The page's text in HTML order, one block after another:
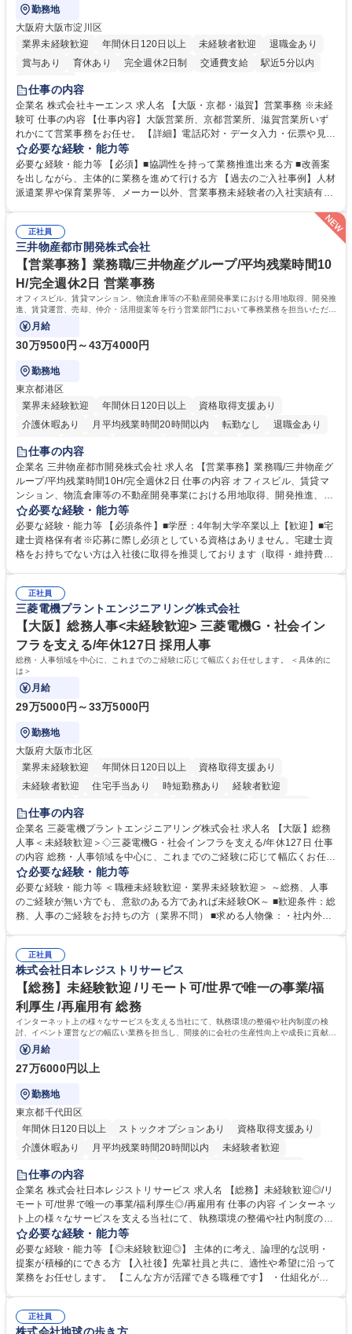
勤務地
大阪府大阪市淀川区
業界未経験歓迎
年間休日120日以上 未経験者歓迎
退職金あり
賞与あり
育休あり 完全週休2日制 交通費支給
駅近5分以内
土日祝休み
仕事の内容
企業名 株式会社キーエンス 求人名 【大阪・京都・滋賀】営業事務 ※未経
験可 仕事の内容 【仕事内容】大阪営業所、京都営業所、滋賀営業所いず
れかにて営業事務をお任せ。 【詳細】電話応対・データ入力・伝票や見積
の作成・カタログ送付・来客対応・営業所内で発生する事務業務や業務改
善をお任せ。 【教育制度】ご入社後、育成担当とペアになりながらOJTに
て業務を覚えていただくことが可能です。業務システムがきちんと構築さ
れているため、スムーズに仕事に慣れることができる環境です。また、
常に改善を目指す風土のため、安心して業務に取り組んでいただけます。
募集職種 【大阪・京都・滋賀】営業事務 ※未経験可
必要な経験・能力等
必要な経験・能力等 【必須】■協調性を持って業務推進出来る方 ■改善案
を出しながら、主体的に業務を進めて行ける方 【過去のご入社事例】人材
派遣業界や保育業界等、メーカー以外、営業事務未経験者の入社実績有
により、キーエンスの付加価値向上に貢献します。ベースの定型業務に加
えて、お客様や社員の状況に合わせ、能動的なサポート、改善の動きも期
待され。組織を支えるスペシャリストとして、チームに貢献し、結果的に
社員から頼られる存在になることができます。平均19:30の退勤以降の業
務の持ち帰りも禁止されており、メリハリのある働き方となります。 学
歴・資格 学歴：大学院 大学 高専 短大 語学力： 資格：
正社員
三井物産都市開発株式会社
【営業事務】業務職/三井物産グループ/平均残業時間10
H/完全週休2日 営業事務
オフィスビル、賃貸マンション、物流倉庫等の不動産開発事業における用地取得、開発推
進、賃貸運営、売却、仲介・活用提案等を行う営業部門において事務業務を担当いただき
ます。
月給
30万9500円～43万4000円
勤務地
東京都港区
業界未経験歓迎
年間休日120日以上
資格取得支援あり
介護休暇あり
月平均残業時間20時間以内 転勤なし
退職金あり
在宅OK
賞与あり
駅近5分以内
土日祝休み 寮・社宅あり
仕事の内容
企業名 三井物産都市開発株式会社 求人名 【営業事務】業務職/三井物産グ
ループ/平均残業時間10H/完全週休2日 仕事の内容 オフィスビル、賃貸マ
ンション、物流倉庫等の不動産開発事業における用地取得、開発推進、賃
貸運営、売却、仲介・活用提案等を行う営業部門において事務業務を担当
いただきます。 【詳細】・契約書管理、契約書製本、捺印対応、ファイリ
ング、登記簿取得、調書取得・支払業務（各種費用支払、支払管理、請
求・支払データ登録、取引先マスター申請対応）・予算作成及び予実管
の他に担当頂く業務が発生する場合があります。 募集職種 【営業事務】
業務職/三井物産グループ/平均残業時間10H/完全週休2日
必要な経験・能力等
必要な経験・能力等 【必須条件】■学歴：4年制大学卒業以上【歓迎】■宅
建士資格保有者※応募に際し必須としている資格はありません。宅建士資
格をお持ちでない方は入社後に取得を推奨しております（取得・維持費用
ション力がある方。 ・チャレンジを厭わず、粘り強く業務に取り組める
方。多様な関係者と謙虚に信頼関係を構築でき、期限を意識したスケジュ
ール管理が出来る方。※将来的に他部署（営業部門、コーポレート部門）
へのジョブローテーションの可能性があります。 学歴・資格 学歴：大学
院 大学 語学力： 資格：宅地建物取引士
正社員
三菱電機プラントエンジニアリング株式会社
【大阪】総務人事<未経験歓迎> 三菱電機G・社会イン
フラを支える/年休127日 採用人事
総務・人事領域を中心に、これまでのご経験に応じて幅広くお任せします。 ＜具体的に
は＞
月給
29万5000円～33万5000円
勤務地
大阪府大阪市北区
業界未経験歓迎
年間休日120日以上
資格取得支援あり
未経験者歓迎
住宅手当あり 時短勤務あり
経験者歓迎
退職金あり
駅近5分以内
土日祝休み 服装自由 寮・社宅あり 食事補助あり
仕事の内容
企業名 三菱電機プラントエンジニアリング株式会社 求人名 【大阪】総務
人事＜未経験歓迎＞◇三菱電機G・社会インフラを支える/年休127日 仕事
の内容 総務・人事領域を中心に、これまでのご経験に応じて幅広くお任せ
します。 ＜具体的には＞ ・総務/人事労務（給与・社保・勤怠管理など）
・採用・教育研修 ・福利厚生運用 など ※基本的には事務所勤務ですが、
採用や教育等の業務内容により、関西圏以外への日帰り・宿泊を伴う国内
出張もございます。 ※担当業務を持ちつつ、お互いに助け合いながら、総
必要な経験・能力等
必要な経験・能力等 ＜職種未経験歓迎・業界未経験歓迎＞ ～総務、人事
のご経験が無い方でも、意欲のある方であれば未経験OK～ ■歓迎条件：総
務、人事のご経験をお持ちの方（業界不問） ■求める人物像：・社内外の
正社員
株式会社日本レジストリサービス
【総務】未経験歓迎 /リモート可/世界で唯一の事業/福
利厚生 /再雇用有 総務
インターネット上の様々なサービスを支える当社にて、執務環境の整備や社内制度の検
討、イベント運営などの幅広い業務を担当し、間接的に会社の生産性向上や成長に貢献し
ている部署です。
月給
27万6000円以上
勤務地
東京都千代田区
年間休日120日以上
ストックオプションあり
資格取得支援あり
介護休暇あり
月平均残業時間20時間以内
未経験者歓迎
住宅手当あり
完全週休2日制
交通費支給 駅近5分以内 土日祝休み 服装自由
仕事の内容
企業名 株式会社日本レジストリサービス 求人名 【総務】未経験歓迎◎/リ
モート可/世界で唯一の事業/福利厚生◎/再雇用有 仕事の内容 インターネッ
ト上の様々なサービスを支える当社にて、執務環境の整備や社内制度の検
討、イベント運営などの幅広い業務を担当し、間接的に会社の生産性向上
や成長に貢献している部署です。 会社の全メンバーが安心して長く成果を
発揮できる環境を整えるために、毎日のメンテナンスや維持管理に加え、
新たな施策検討を積極的に行っていただき、会社全体を巻き込み課題解決
幅広い業務の体得が可能で、多様なキャリアパスを描くことも可能です。
募集職種 【総務】未経験歓迎◎/リモート可/世界で唯一の事業/福利厚生◎/
必要な経験・能力等
必要な経験・能力等 【◎未経験歓迎◎】 主体的に考え、論理的な説明・
提案が積極的にできる方 【入社後】先輩社員と共に、適性や希望に沿って
業務をお任せします。 【こんな方が活躍できる職種です】 ・仕組化が好
対処できる・新しいことに興味関心がある 【魅力】■自己啓発支援：資格
正社員